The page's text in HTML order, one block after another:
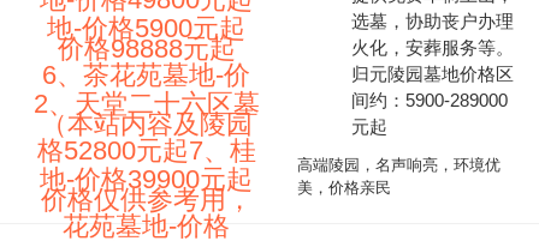
价格98888元起
（本站内容及陵园
价格仅供参考用，
6、茶花苑墓地-价
格52800元起7、桂
花苑墓地-价格
地-价格5900元起
2、天堂二十六区墓
地-价格39900元起
选墓，协助丧户办理
火化，安葬服务等。
归元陵园墓地价格区
间约：5900-289000
元起
高端陵园，名声响亮，环境优
美，价格亲民